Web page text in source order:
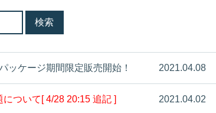
ッケージ期間限定販売開始！ 2021.04.08
ついて[ 4/28 20:15 追記 ] 2021.04.02